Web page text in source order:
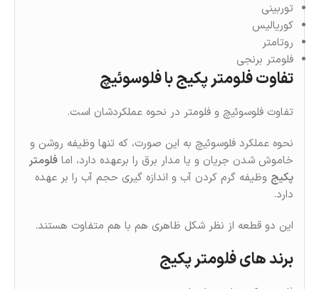
توربینی
کوریالیس
روتامتر
فلومتر برنجی
تفاوت فلومتر پکیج با فلوسوئیچ
تفاوت فلوسوئیچ و فلومتر در نحوه عملکردشان است.
نحوه عملکرد فلوسوئیچ به این صورت، که تنها وظیفه روشن و
خاموش شدن جریان و یا مدار برق را برعهده دارد، اما فلومتر
پکیج وظیفه گرم کردن آب و اندازه گیری حجم آب را بر عهده
دارد.
این دو قطعه از نظر شکل ظاهری هم با هم متفاوت هستند.
برند های فلومتر پکیج